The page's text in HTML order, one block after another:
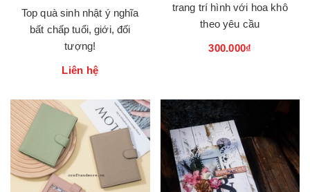
Top quà sinh nhật ý nghĩa
bất chấp tuổi, giới, đối
tượng!
Liên hệ
trang trí hình với hoa khô
theo yêu cầu
300.000₫